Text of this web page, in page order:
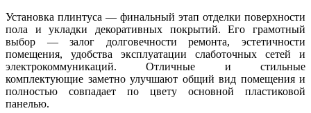
Установка плинтуса — финальный этап отделки поверхности
пола и укладки декоративных покрытий. Его грамотный
выбор — залог долговечности ремонта, эстетичности
помещения, удобства эксплуатации слаботочных сетей и
электрокоммуникаций. Отличные и стильные
комплектующие заметно улучшают общий вид помещения и
полностью совпадает по цвету основной пластиковой
панелью.